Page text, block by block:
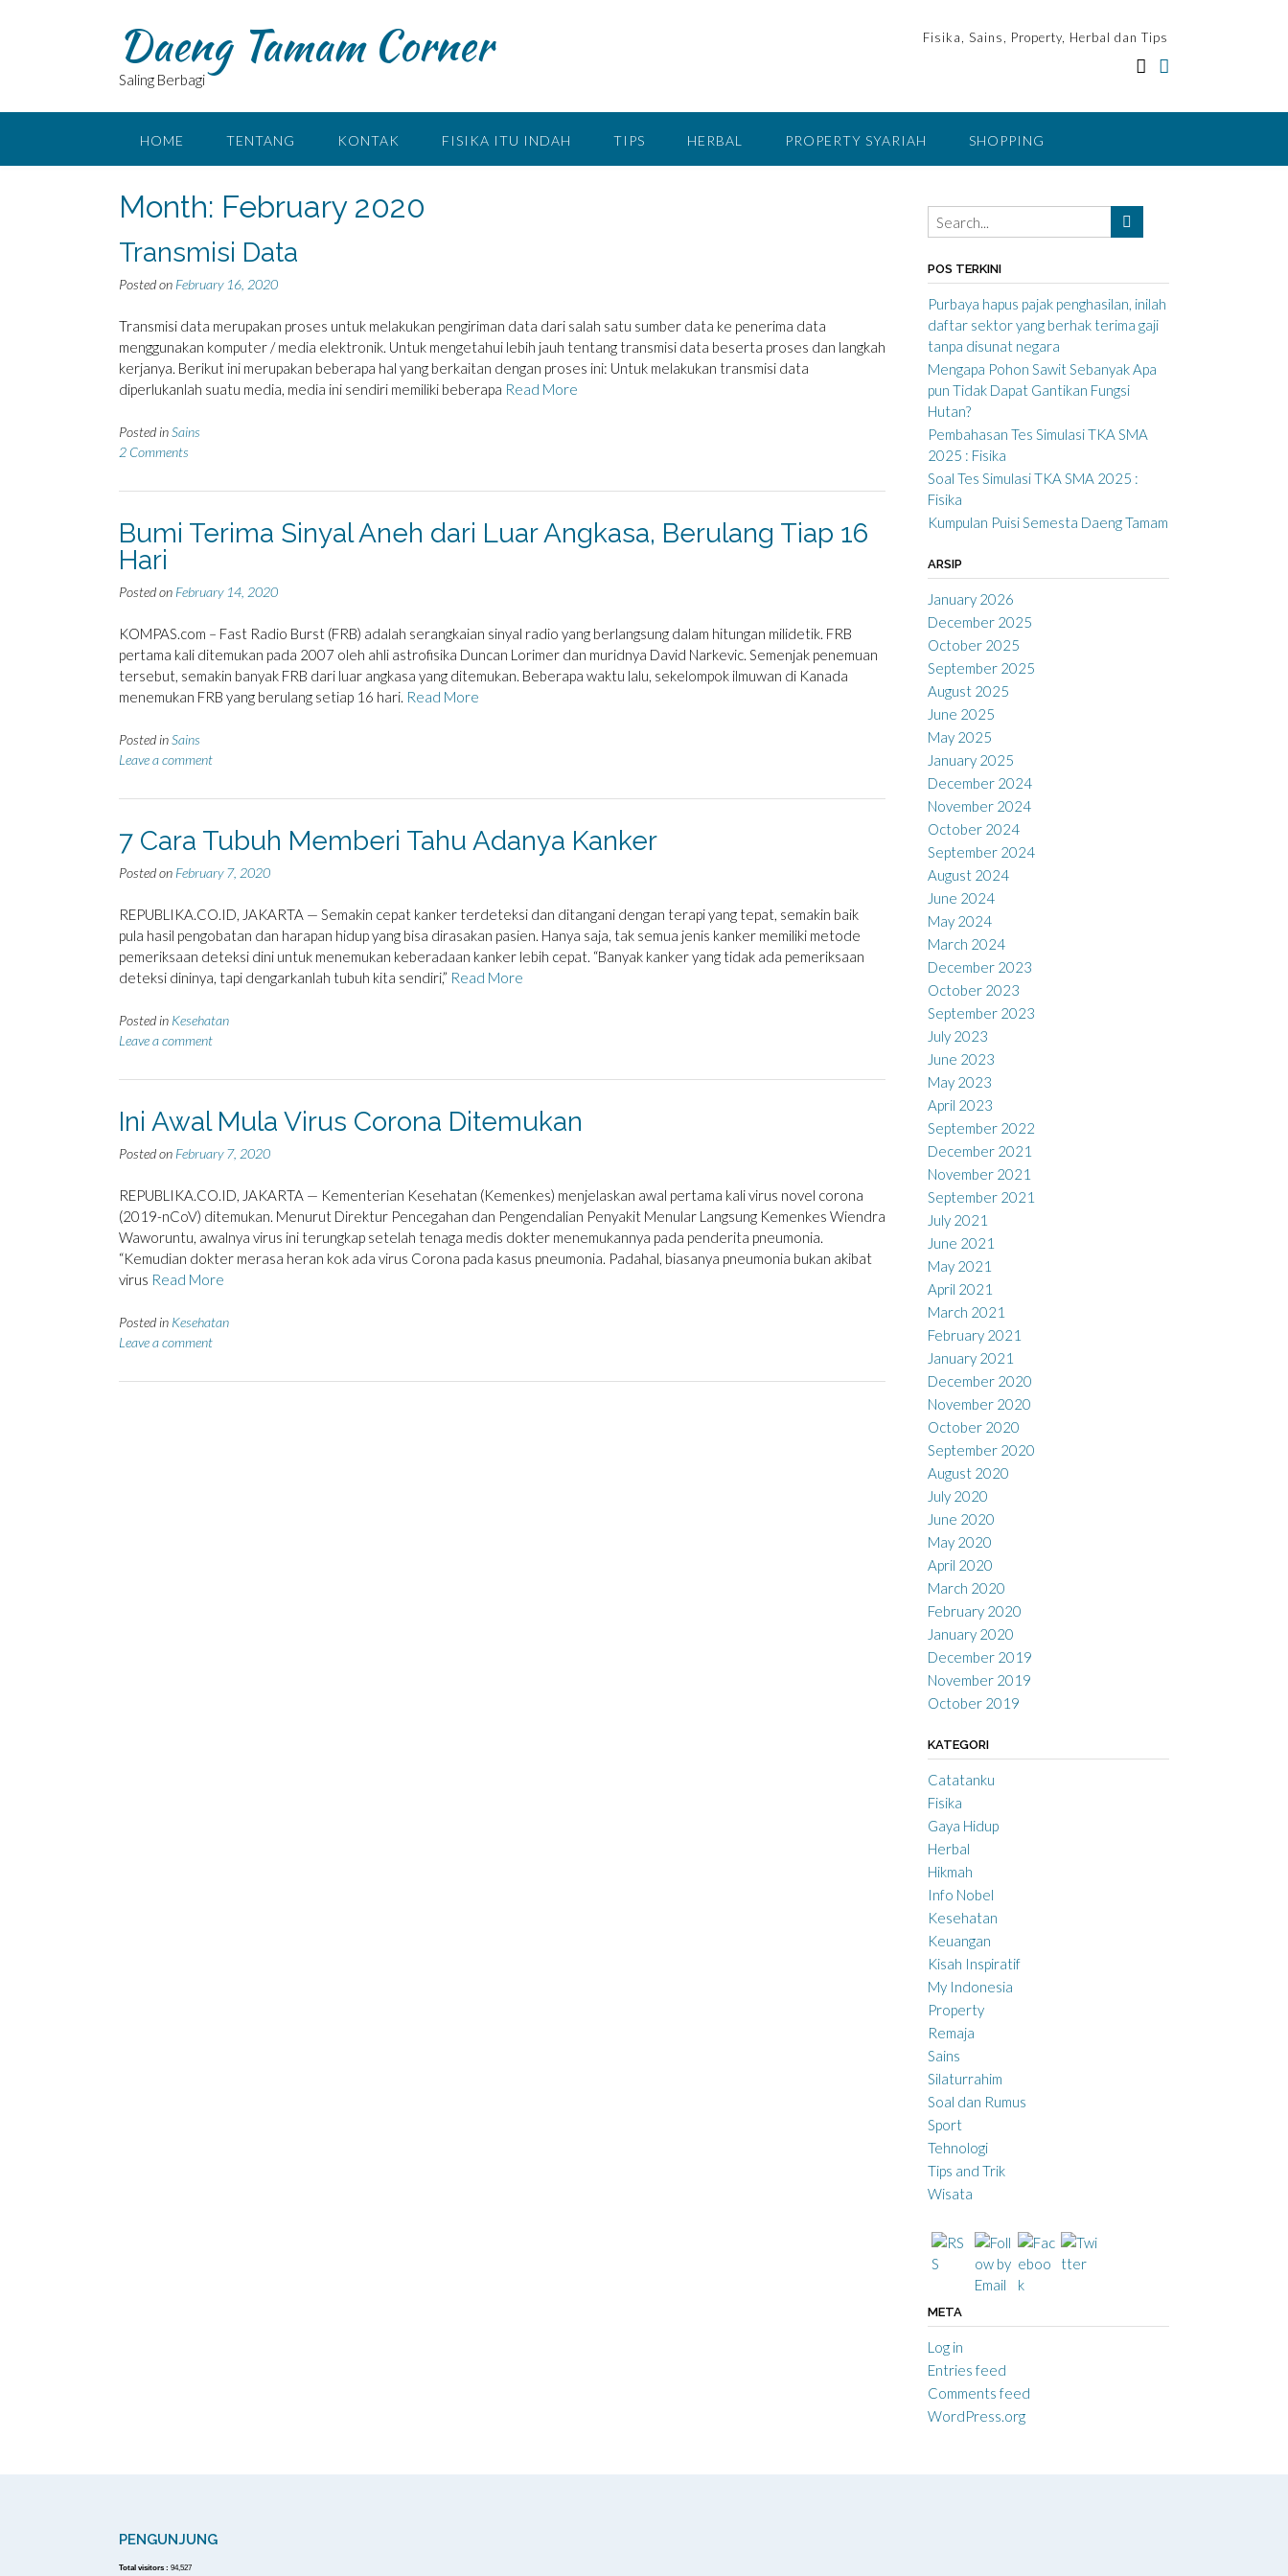
Daeng Tamam Corner
Saling Berbagi
Fisika, Sains, Property, Herbal dan Tips
HOME TENTANG KONTAK FISIKA ITU INDAH TIPS HERBAL PROPERTY SYARIAH SHOPPING
Month: February 2020
Transmisi Data
Posted on February 16, 2020
Transmisi data merupakan proses untuk melakukan pengiriman data dari salah satu sumber data ke penerima data
menggunakan komputer / media elektronik. Untuk mengetahui lebih jauh tentang transmisi data beserta proses dan langkah
kerjanya. Berikut ini merupakan beberapa hal yang berkaitan dengan proses ini: Untuk melakukan transmisi data
diperlukanlah suatu media, media ini sendiri memiliki beberapa Read More
Posted inSains
2 Comments
Bumi Terima Sinyal Aneh dari Luar Angkasa, Berulang Tiap 16
Hari
Posted on February 14, 2020
KOMPAS.com – Fast Radio Burst (FRB) adalah serangkaian sinyal radio yang berlangsung dalam hitungan milidetik. FRB
pertama kali ditemukan pada 2007 oleh ahli astrofisika Duncan Lorimer dan muridnya David Narkevic. Semenjak penemuan
tersebut, semakin banyak FRB dari luar angkasa yang ditemukan. Beberapa waktu lalu, sekelompok ilmuwan di Kanada
menemukan FRB yang berulang setiap 16 hari. Read More
Posted inSains
Leave a comment
7 Cara Tubuh Memberi Tahu Adanya Kanker
Posted on February 7, 2020
REPUBLIKA.CO.ID, JAKARTA — Semakin cepat kanker terdeteksi dan ditangani dengan terapi yang tepat, semakin baik
pula hasil pengobatan dan harapan hidup yang bisa dirasakan pasien. Hanya saja, tak semua jenis kanker memiliki metode
pemeriksaan deteksi dini untuk menemukan keberadaan kanker lebih cepat. “Banyak kanker yang tidak ada pemeriksaan
deteksi dininya, tapi dengarkanlah tubuh kita sendiri,” Read More
Posted in Kesehatan
Leave a comment
Ini Awal Mula Virus Corona Ditemukan
Posted on February 7, 2020
REPUBLIKA.CO.ID, JAKARTA — Kementerian Kesehatan (Kemenkes) menjelaskan awal pertama kali virus novel corona
(2019-nCoV) ditemukan. Menurut Direktur Pencegahan dan Pengendalian Penyakit Menular Langsung Kemenkes Wiendra
Waworuntu, awalnya virus ini terungkap setelah tenaga medis dokter menemukannya pada penderita pneumonia.
“Kemudian dokter merasa heran kok ada virus Corona pada kasus pneumonia. Padahal, biasanya pneumonia bukan akibat
virus Read More
Posted in Kesehatan
Leave a comment
POS TERKINI
Purbaya hapus pajak penghasilan, inilah
daftar sektor yang berhak terima gaji
tanpa disunat negara
Mengapa Pohon Sawit Sebanyak Apa
pun Tidak Dapat Gantikan Fungsi
Hutan?
Pembahasan Tes Simulasi TKA SMA
2025 : Fisika
Soal Tes Simulasi TKA SMA 2025 :
Fisika
Kumpulan Puisi Semesta Daeng Tamam
ARSIP
January 2026
December 2025
October 2025
September 2025
August 2025
June 2025
May 2025
January 2025
December 2024
November 2024
October 2024
September 2024
August 2024
June 2024
May 2024
March 2024
December 2023
October 2023
September 2023
July 2023
June 2023
May 2023
April 2023
September 2022
December 2021
November 2021
September 2021
July 2021
June 2021
May 2021
April 2021
March 2021
February 2021
January 2021
December 2020
November 2020
October 2020
September 2020
August 2020
July 2020
June 2020
May 2020
April 2020
March 2020
February 2020
January 2020
December 2019
November 2019
October 2019
KATEGORI
Catatanku
Fisika
Gaya Hidup
Herbal
Hikmah
Info Nobel
Kesehatan
Keuangan
Kisah Inspiratif
My Indonesia
Property
Remaja
Sains
Silaturrahim
Soal dan Rumus
Sport
Tehnologi
Tips and Trik
Wisata
META
Log in
Entries feed
Comments feed
WordPress.org
PENGUNJUNG
Total visitors : 94,527